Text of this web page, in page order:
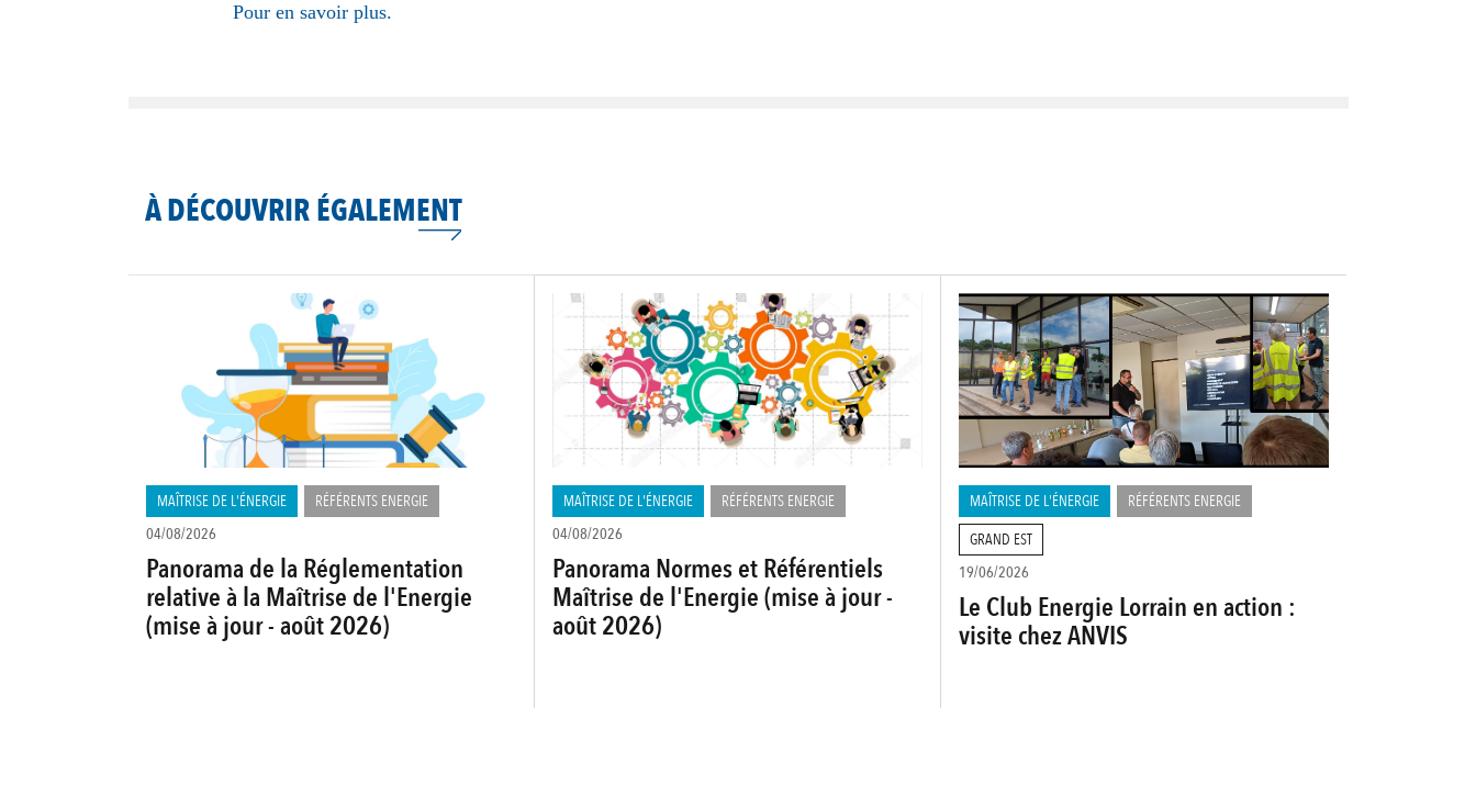
Pour en savoir plus.
À DÉCOUVRIR ÉGALEMENT
MAÎTRISE DE L'ÉNERGIE
RÉFÉRENTS ENERGIE
04/08/2026
Panorama de la Réglementation
relative à la Maîtrise de l'Energie
(mise à jour - août 2026)
MAÎTRISE DE L'ÉNERGIE
RÉFÉRENTS ENERGIE
04/08/2026
Panorama Normes et Référentiels
Maîtrise de l'Energie (mise à jour -
août 2026)
MAÎTRISE DE L'ÉNERGIE
RÉFÉRENTS ENERGIE
GRAND EST
19/06/2026
Le Club Energie Lorrain en action :
visite chez ANVIS